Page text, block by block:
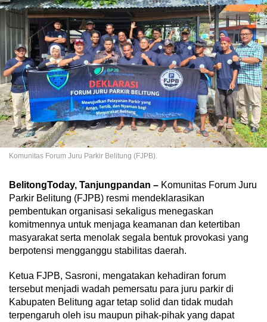
Komunitas Forum Juru Parkir Belitung (FJPB).
BelitongToday, Tanjungpandan – Komunitas Forum Juru
Parkir Belitung (FJPB) resmi mendeklarasikan
pembentukan organisasi sekaligus menegaskan
komitmennya untuk menjaga keamanan dan ketertiban
masyarakat serta menolak segala bentuk provokasi yang
berpotensi mengganggu stabilitas daerah.
Ketua FJPB, Sasroni, mengatakan kehadiran forum
tersebut menjadi wadah pemersatu para juru parkir di
Kabupaten Belitung agar tetap solid dan tidak mudah
terpengaruh oleh isu maupun pihak-pihak yang dapat